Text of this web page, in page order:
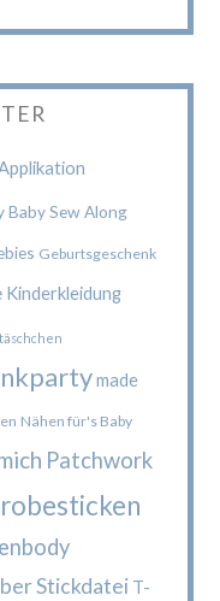
Baby Sew Along
Geburtsgeschenk
Kinderkleidung
made
Nähen für's Baby
Patchwork
Stickdatei T-